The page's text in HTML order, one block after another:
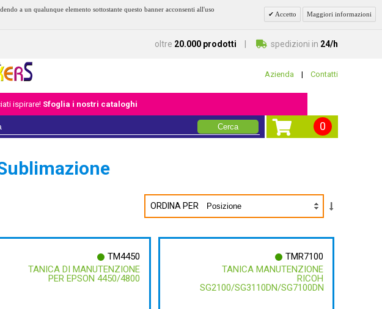
a un qualunque elemento sottostante questo banner acconsenti all'uso
Accetto Maggiori informazioni
oltre 20.000 prodotti spedizioni in 24/h
Azienda | Contatti
ispirare! Sfoglia i nostri cataloghi
Cerca 0
ORDINA PER
TM4450
TANICA DI MANUTENZIONE
PER EPSON 4450/4800
TMR7100
TANICA MANUTENZIONE
RICOH
SG2100/SG3110DN/SG7100DN